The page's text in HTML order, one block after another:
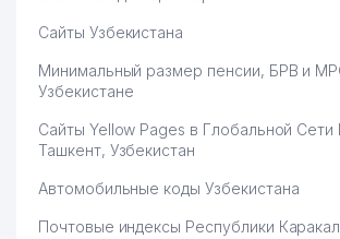
Сайты Узбекистана
Минимальный размер пенсии, БРВ и
Узбекистане
Сайты Yellow Pages в Глобальной Сети
Ташкент, Узбекистан
Автомобильные коды Узбекистана
Почтовые индексы Республики